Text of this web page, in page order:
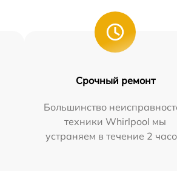
Срочный ремонт
Большинство
техники Whirlpool мы
устраняем в течение 2